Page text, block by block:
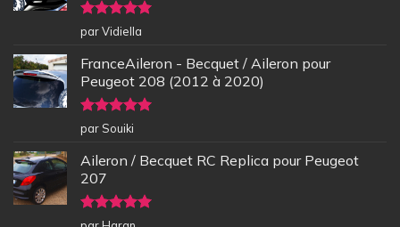
Note5sur
5
par Vidiella
FranceAileron - Becquet / Aileron pour
Peugeot 208 (2012 à 2020)
Note5sur
5
par Souiki
Aileron / Becquet RC Replica pour Peugeot
207
Note5sur